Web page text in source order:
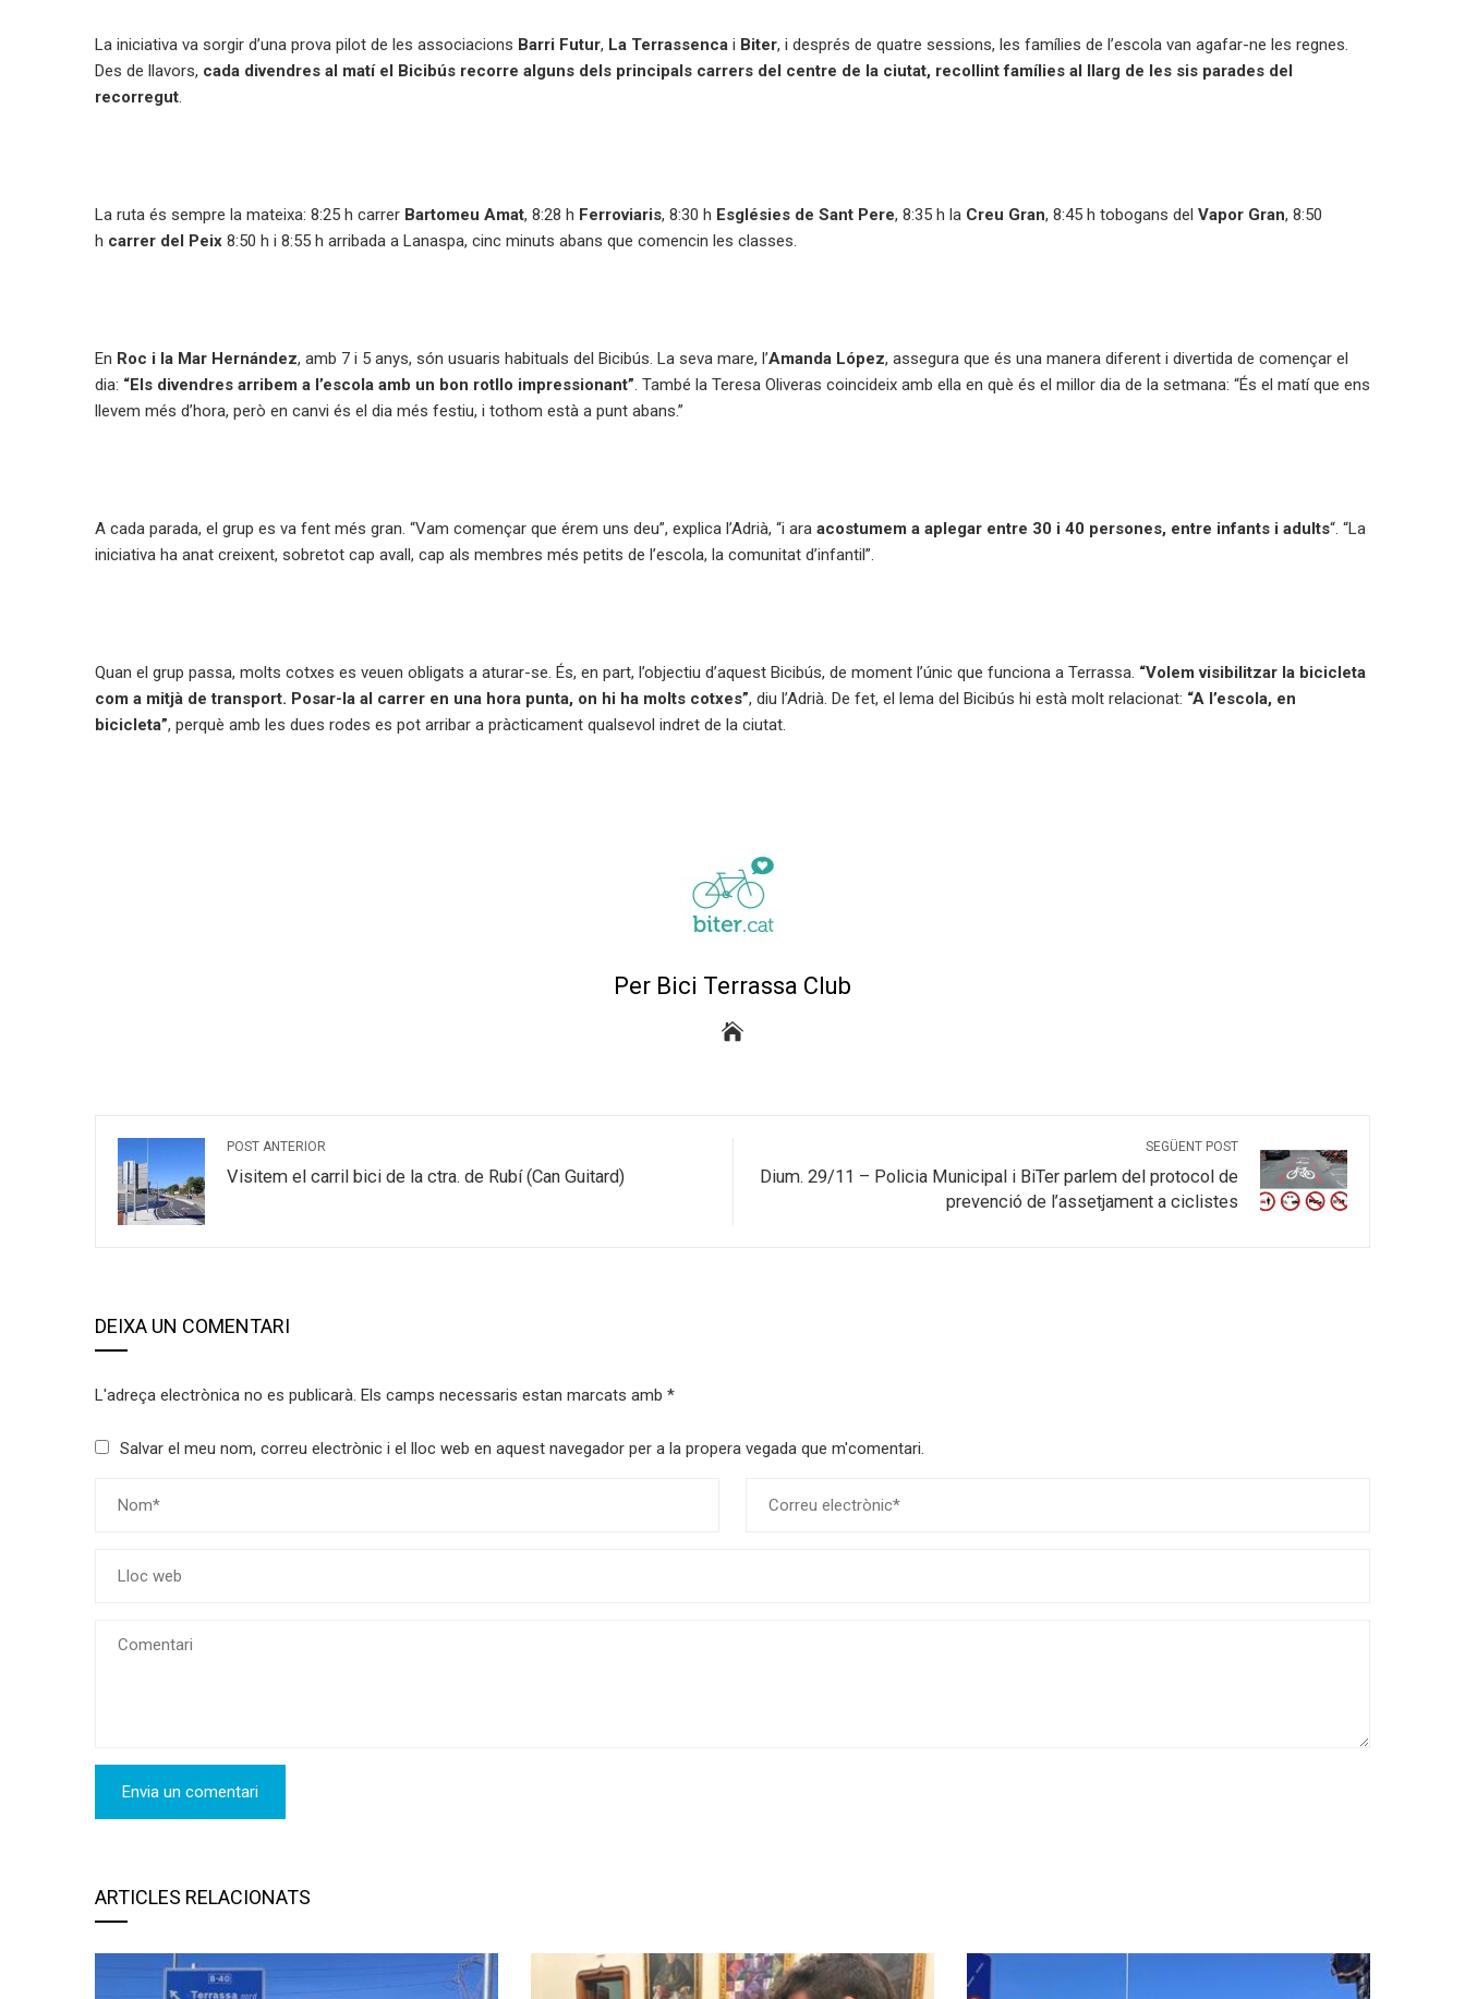
La iniciativa va sorgir d’una prova pilot de les associacions Barri Futur, La Terrassenca i Biter, i després de quatre sessions, les famílies de l’escola van agafar-ne les regnes.
Des de llavors, cada divendres al matí el Bicibús recorre alguns dels principals carrers del centre de la ciutat, recollint famílies al llarg de les sis parades del
recorregut.
La ruta és sempre la mateixa: 8:25 h carrer Bartomeu Amat, 8:28 h Ferroviaris, 8:30 h Esglésies de Sant Pere, 8:35 h la Creu Gran, 8:45 h tobogans del Vapor Gran, 8:50
h carrer del Peix 8:50 h i 8:55 h arribada a Lanaspa, cinc minuts abans que comencin les classes.
En Roc i la Mar Hernández, amb 7 i 5 anys, són usuaris habituals del Bicibús. La seva mare, l’Amanda López, assegura que és una manera diferent i divertida de començar el
dia: “Els divendres arribem a l’escola amb un bon rotllo impressionant”. També la Teresa Oliveras coincideix amb ella en què és el millor dia de la setmana: “És el matí que ens
llevem més d’hora, però en canvi és el dia més festiu, i tothom està a punt abans.”
A cada parada, el grup es va fent més gran. “Vam començar que érem uns deu”, explica l’Adrià, “i ara acostumem a aplegar entre 30 i 40 persones, entre infants i adults“. “La
iniciativa ha anat creixent, sobretot cap avall, cap als membres més petits de l’escola, la comunitat d’infantil”.
Quan el grup passa, molts cotxes es veuen obligats a aturar-se. És, en part, l’objectiu d’aquest Bicibús, de moment l’únic que funciona a Terrassa. “Volem visibilitzar la bicicleta
com a mitjà de transport. Posar-la al carrer en una hora punta, on hi ha molts cotxes”, diu l’Adrià. De fet, el lema del Bicibús hi està molt relacionat: “A l’escola, en
bicicleta”, perquè amb les dues rodes es pot arribar a pràcticament qualsevol indret de la ciutat.
Per Bici Terrassa Club
POST ANTERIOR
Visitem el carril bici de la ctra. de Rubí (Can Guitard)
SEGÜENT POST
Dium. 29/11 – Policia Municipal i BiTer parlem del protocol de
prevenció de l’assetjament a ciclistes
DEIXA UN COMENTARI
L'adreça electrònica no es publicarà. Els camps necessaris estan marcats amb *
Salvar el meu nom, correu electrònic i el lloc web en aquest navegador per a la propera vegada que m'comentari.
ARTICLES RELACIONATS